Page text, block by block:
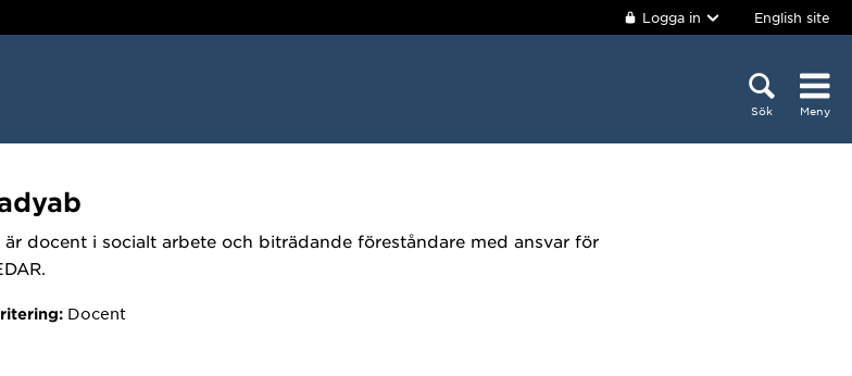
Logga in English site
Sök Meny
är docent i socialt arbete och biträdande föreståndare med ansvar för
Docent